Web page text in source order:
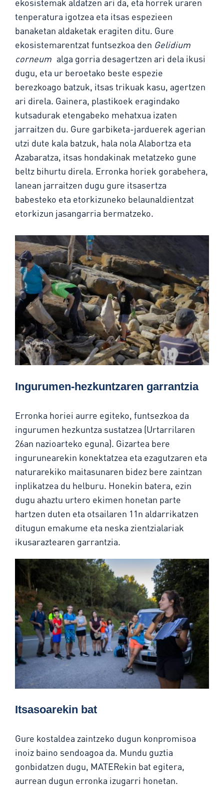
ekosistemak aldatzen ari da, eta horrek uraren
tenperatura igotzea eta itsas espezieen
banaketan aldaketak eragiten ditu. Gure
ekosistemarentzat funtsezkoa den Gelidium
corneum alga gorria desagertzen ari dela ikusi
dugu, eta ur beroetako beste espezie
berezkoago batzuk, itsas trikuak kasu, agertzen
ari direla. Gainera, plastikoek eragindako
kutsadurak etengabeko mehatxua izaten
jarraitzen du. Gure garbiketa-jarduerek agerian
utzi dute kala batzuk, hala nola Alabortza eta
Azabaratza, itsas hondakinak metatzeko gune
beltz bihurtu direla. Erronka horiek gorabehera,
lanean jarraitzen dugu gure itsasertza
babesteko eta etorkizuneko belaunaldientzat
etorkizun jasangarria bermatzeko.
Ingurumen-hezkuntzaren garrantzia
Erronka horiei aurre egiteko, funtsezkoa da
ingurumen hezkuntza sustatzea (Urtarrilaren
26an nazioarteko eguna). Gizartea bere
ingurunearekin konektatzea eta ezagutzaren eta
naturarekiko maitasunaren bidez bere zaintzan
inplikatzea du helburu. Honekin batera, ezin
dugu ahaztu urtero ekimen honetan parte
hartzen duten eta otsailaren 11n aldarrikatzen
ditugun emakume eta neska zientzialariak
ikusaraztearen garrantzia.
Itsasoarekin bat
Gure kostaldea zaintzeko dugun konpromisoa
inoiz baino sendoagoa da. Mundu guztia
gonbidatzen dugu, MATERekin bat egitera,
aurrean dugun erronka izugarri honetan.